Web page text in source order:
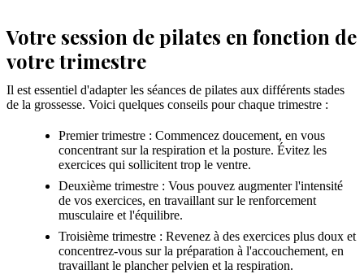
Votre session de pilates en fonction de
votre trimestre
Il est essentiel d'adapter les séances de pilates aux différents stades
de la grossesse. Voici quelques conseils pour chaque trimestre :
Premier trimestre : Commencez doucement, en vous
concentrant sur la respiration et la posture. Évitez les
exercices qui sollicitent trop le ventre.
Deuxième trimestre : Vous pouvez augmenter l'intensité
de vos exercices, en travaillant sur le renforcement
musculaire et l'équilibre.
Troisième trimestre : Revenez à des exercices plus doux et
concentrez-vous sur la préparation à l'accouchement, en
travaillant le plancher pelvien et la respiration.